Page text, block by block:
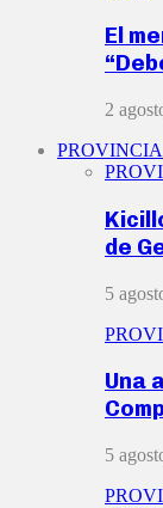
El
2
PROVINCIA
de
5
Una
5